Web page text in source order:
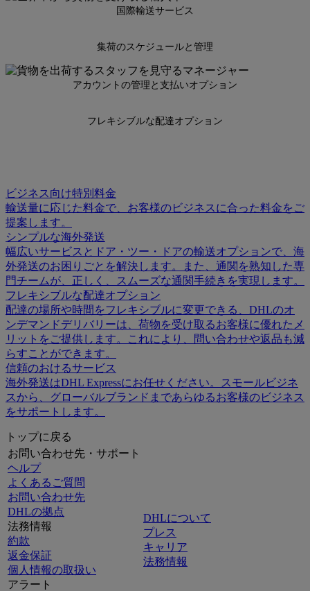
国際輸送サービス
集荷のスケジュールと管理
アカウントの管理と支払いオプション
フレキシブルな配達オプション
ビジネス向け特別料金
輸送量に応じた料金で、お客様のビジネスに合った料金をご
提案します。
シンプルな海外発送
幅広いサービスとドア・ツー・ドアの輸送オプションで、海
外発送のお困りごとを解決します。また、通関を熟知した専
門チームが、正しく、スムーズな通関手続きを実現します。
フレキシブルな配達オプション
配達の場所や時間をフレキシブルに変更できる、DHLのオ
ンデマンドデリバリーは、荷物を受け取るお客様に優れたメ
リットをご提供します。これにより、問い合わせや返品も減
らすことができます。
信頼のおけるサービス
海外発送はDHL Expressにお任せください。スモールビジネ
スから、グローバルブランドまであらゆるお客様のビジネス
をサポートします。
トップに戻る
お問い合わせ先・サポート
ヘルプ
よくあるご質問
お問い合わせ先
DHLの拠点
法務情報
約款
返金保証
個人情報の取扱い
アラート
DHLについて
プレス
キャリア
法務情報